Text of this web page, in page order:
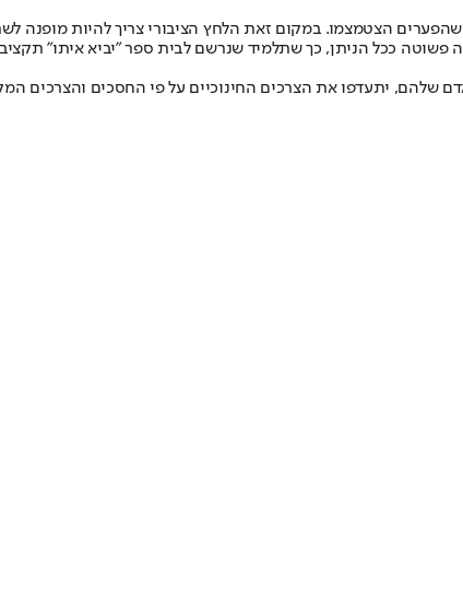
הצטמצמו. במקום זאת הלחץ הציבורי צריך להיות מופנה
ככל הניתן, כך שתלמיד שנרשם לבית ספר "יביא איתו" תקציב
שלהם, יתעדפו את הצרכים החינוכיים על פי החסכים והצרכים